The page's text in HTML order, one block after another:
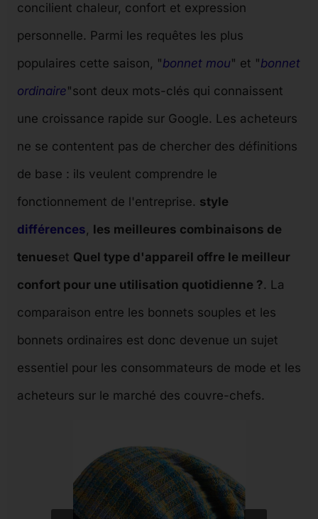
concilient chaleur, confort et expression
personnelle. Parmi les requêtes les plus
populaires cette saison, "bonnet mou" et "bonnet
ordinaire"sont deux mots-clés qui connaissent
une croissance rapide sur Google. Les acheteurs
ne se contentent pas de chercher des définitions
de base : ils veulent comprendre le
fonctionnement de l'entreprise. style
différences, les meilleures combinaisons de
tenueset Quel type d'appareil offre le meilleur
confort pour une utilisation quotidienne ?. La
comparaison entre les bonnets souples et les
bonnets ordinaires est donc devenue un sujet
essentiel pour les consommateurs de mode et les
acheteurs sur le marché des couvre-chefs.